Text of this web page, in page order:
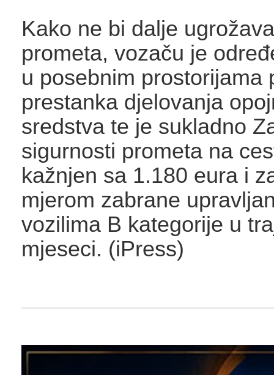
Kako ne bi dalje
prometa, vozaču je
u posebnim prostorijama
prestanka djelovanja
sredstva te je sukladno
sigurnosti prometa na
kažnjen sa 1.180 eura i
mjerom zabrane
vozilima B kategorije u
mjeseci. (iPress)